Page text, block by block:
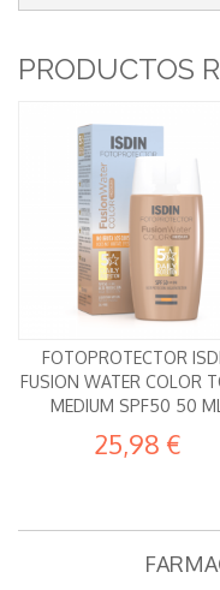
PRODUCTOS
FOTOPROTECTOR
FUSION WATER COLOR
MEDIUM SPF50 50
25,98 €